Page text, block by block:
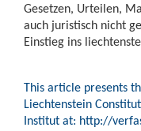
Gesetzen, Urteilen,
auch juristisch nicht
Einstieg ins
This article presents
Liechtenstein
Institut at: http://